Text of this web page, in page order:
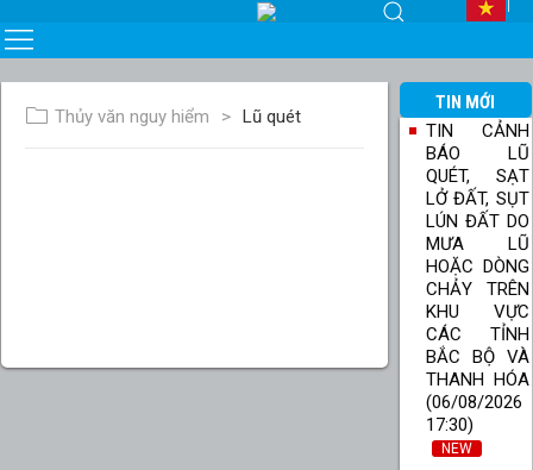
Thủy văn nguy hiểm Lũ quét
TIN MỚI
TIN CẢNH
BÁO LŨ
QUÉT, SẠT
LỞ ĐẤT, SỤT
LÚN ĐẤT DO
MƯA LŨ
HOẶC DÒNG
CHẢY TRÊN
KHU VỰC
CÁC TỈNH
BẮC BỘ VÀ
THANH HÓA
(06/08/2026
17:30)
NEW